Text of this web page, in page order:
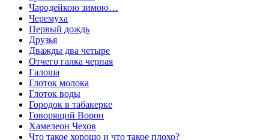
Чародейкою зимою…
Черемуха
Первый дождь
Друзья
Дважды два четыре
Отчего галка черная
Галоша
Глоток молокa
Глоток воды
Городок в табакерке
Говорящий Ворон
Хамелеон Чехов
Что такое хорошо и что такое плохо?